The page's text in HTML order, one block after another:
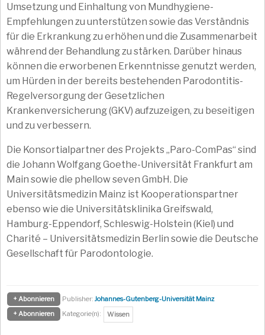
Umsetzung und Einhaltung von Mundhygiene-
Empfehlungen zu unterstützen sowie das Verständnis
für die Erkrankung zu erhöhen und die Zusammenarbeit
während der Behandlung zu stärken. Darüber hinaus
können die erworbenen Erkenntnisse genutzt werden,
um Hürden in der bereits bestehenden Parodontitis-
Regelversorgung der Gesetzlichen
Krankenversicherung (GKV) aufzuzeigen, zu beseitigen
und zu verbessern.
Die Konsortialpartner des Projekts „Paro-ComPas“ sind
die Johann Wolfgang Goethe-Universität Frankfurt am
Main sowie die phellow seven GmbH. Die
Universitätsmedizin Mainz ist Kooperationspartner
ebenso wie die Universitätsklinika Greifswald,
Hamburg-Eppendorf, Schleswig-Holstein (Kiel) und
Charité – Universitätsmedizin Berlin sowie die Deutsche
Gesellschaft für Parodontologie.
+ Abonnieren Publisher: Johannes-Gutenberg-Universität Mainz
+ Abonnieren
Kategorie(n): Wissen